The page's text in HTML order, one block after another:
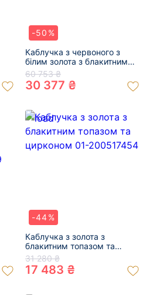
-50%
Каблучка з червоного з
білим золота з блакитним
топазом та білими
діамантами 01-200606698
60 753 ₴
30 377 ₴
-44%
Каблучка з золота з
блакитним топазом та
цирконом 01-200517454
31 280 ₴
17 483 ₴